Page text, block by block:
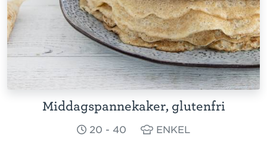
Middagspannekaker, glutenfri
20 - 40 ENKEL